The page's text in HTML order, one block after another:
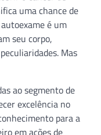
uma chance de
é um
seu corpo,
Mas
ao segmento de
excelência no
para a
em ações de